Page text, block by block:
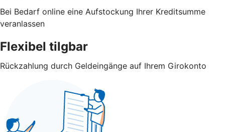
Bei Bedarf online eine Aufstockung Ihrer Kreditsumme
veranlassen
Flexibel tilgbar
Rückzahlung durch Geldeingänge auf Ihrem Girokonto